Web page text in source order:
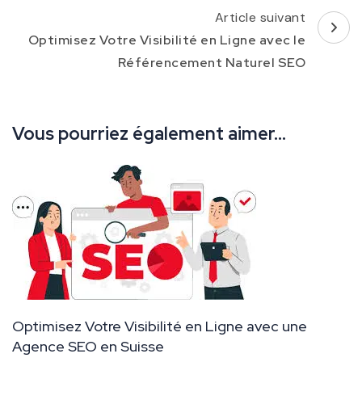
Article suivant
Optimisez Votre Visibilité en Ligne avec le
Référencement Naturel SEO
Vous pourriez également aimer...
Optimisez Votre Visibilité en Ligne avec une
Agence SEO en Suisse